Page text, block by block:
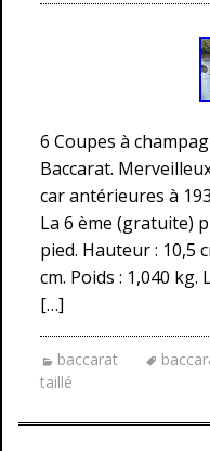
6 Coupes à
Baccarat.
car antérieures à
La 6 ème (gratuite)
pied. Hauteur : 10,5
cm. Poids : 1,040 kg.
[…]
baccarat
taillé